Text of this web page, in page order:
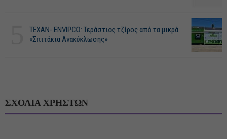
ΤΕΧΑΝ- ENVIPCO: Τεράστιος τζίρος από τα μικρά
«Σπιτάκια Ανακύκλωσης»
ΣΧΟΛΙΑ ΧΡΗΣΤΩΝ